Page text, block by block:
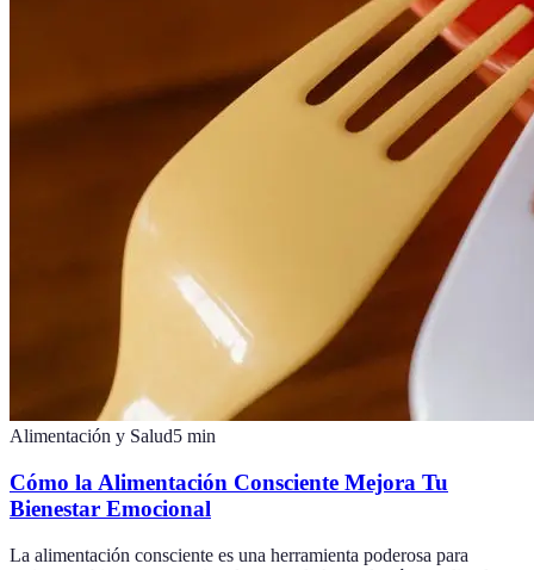
Alimentación y Salud5 min
Cómo la Alimentación Consciente Mejora Tu
Bienestar Emocional
La alimentación consciente es una herramienta poderosa para